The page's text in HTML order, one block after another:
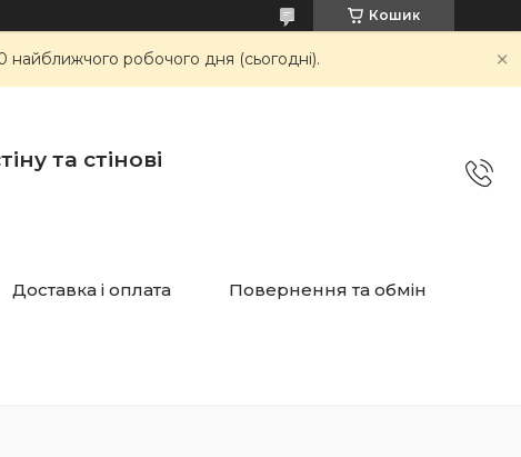
Кошик
найближчого робочого дня (сьогодні).
та стінові
Доставка і оплата Повернення та обмін